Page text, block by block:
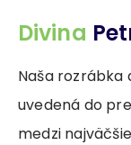
Divina
Naša
uvedená do
medzi